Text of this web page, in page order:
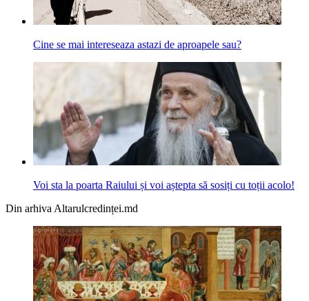
Cine se mai intereseaza astazi de aproapele sau?
Voi sta la poarta Raiului și voi aștepta să sosiți cu toții acolo!
Din arhiva Altarulcredinței.md